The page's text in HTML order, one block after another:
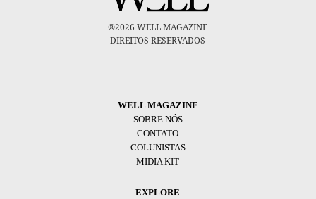
®2026 WELL MAGAZINE
DIREITOS RESERVADOS
WELL MAGAZINE
SOBRE NÓS
CONTATO
COLUNISTAS
MIDIA KIT
EXPLORE